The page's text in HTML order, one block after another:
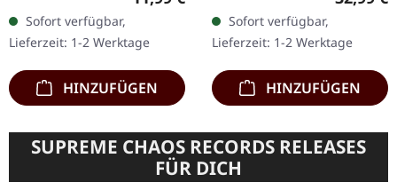
Erstauflage im DigiPak.
"The Modern Art Of
Setting Ablaze" von…
Sofort verfügbar,
Lieferzeit: 1-2 Werktage
HINZUFÜGEN
marmoriertes Vinyl.
Limitierte Auflage zum 35-
jährigen Jubiläum. Die…
Sofort verfügbar,
Lieferzeit: 1-2 Werktage
HINZUFÜGEN
SUPREME CHAOS RECORDS RELEASES
FÜR DICH